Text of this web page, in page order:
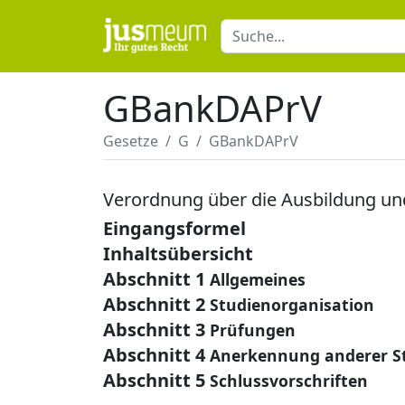
GBankDAPrV
Gesetze G GBankDAPrV
Verordnung über die Ausbildung
Eingangsformel
Inhaltsübersicht
Abschnitt 1 Allgemeines
Abschnitt 2 Studienorganisation
Abschnitt 3 Prüfungen
Abschnitt 4 Anerkennung anderer
Abschnitt 5 Schlussvorschriften